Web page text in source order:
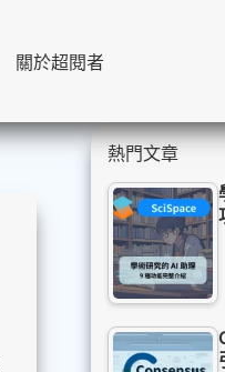
關於超閱者
熱門文章